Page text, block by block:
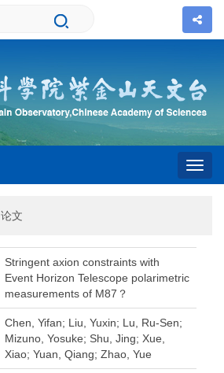
论文
Stringent axion constraints with
Event Horizon Telescope polarimetric
measurements of M87？
Chen, Yifan; Liu, Yuxin; Lu, Ru-Sen;
Mizuno, Yosuke; Shu, Jing; Xue,
Xiao; Yuan, Qiang; Zhao, Yue